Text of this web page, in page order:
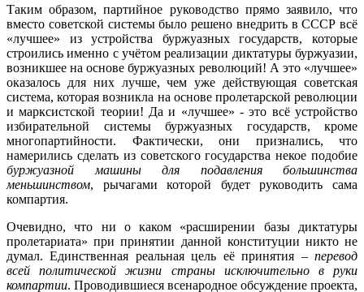
Таким образом, партийное руководство прямо заявило, что
вместо советской системы было решено внедрить в СССР всё
«лучшее» из устройства буржуазных государств, которые
строились именно с учётом реализации диктатуры буржуазии,
возникшее на основе буржуазных революций! А это «лучшее»
оказалось для них лучше, чем уже действующая советская
система, которая возникла на основе пролетарской революции
и марксистской теории! Да и «лучшее» - это всё устройство
избирательной системы буржуазных государств, кроме
многопартийности. Фактически, они признались, что
намерились сделать из советского государства некое подобие
буржуазной
машины для подавления большинства
меньшинством, рычагами которой будет руководить сама
компартия.
Очевидно, что ни о каком «расширении базы диктатуры
пролетариата» при принятии данной конституции никто не
думал. Единственная реальная цель её принятия – перевод
всей политической жизни страны исключительно в руки
компартии. Проводившиеся всенародное обсуждение проекта,